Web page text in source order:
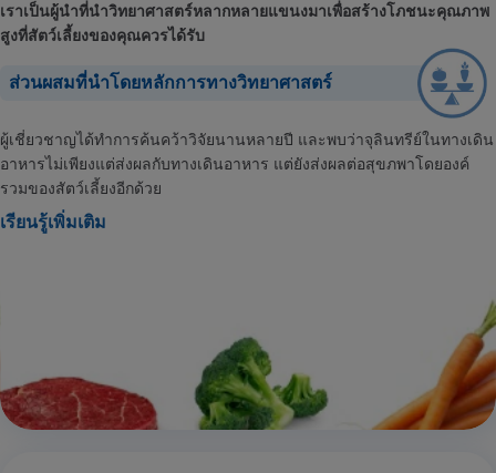
เราเป็นผู้นำที่นำวิทยาศาสตร์หลากหลายแขนงมาเพื่อสร้างโภชนะคุณภาพ
สูงที่สัตว์เลี้ยงของคุณควรได้รับ
ส่วนผสมที่นำโดยหลักการทางวิทยาศาสตร์
ผู้เชี่ยวชาญได้ทำการค้นคว้าวิจัยนานหลายปี และพบว่าจุลินทรีย์ในทางเดิน
อาหารไม่เพียงแต่ส่งผลกับทางเดินอาหาร แต่ยังส่งผลต่อสุขภพาโดยองค์
รวมของสัตว์เลี้ยงอีกด้วย
เรียนรู้เพิ่มเติม